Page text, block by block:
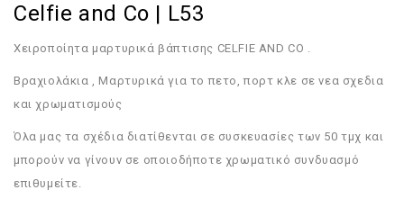
Celfie and Co | L53
Χειροποίητα μαρτυρικά βάπτισης CELFIE AND CO .
Bραχιολάκια , Μαρτυρικά για το πετο, πορτ κλε σε νεα σχεδια
και χρωματισμούς
Όλα μας τα σχέδια διατίθενται σε συσκευασίες των 50 τμχ και
μπορούν να γίνουν σε οποιοδήποτε χρωματικό συνδυασμό
επιθυμείτε.